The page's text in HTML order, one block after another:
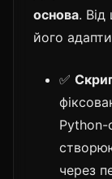
основа. Від
його
✅
Python-
через